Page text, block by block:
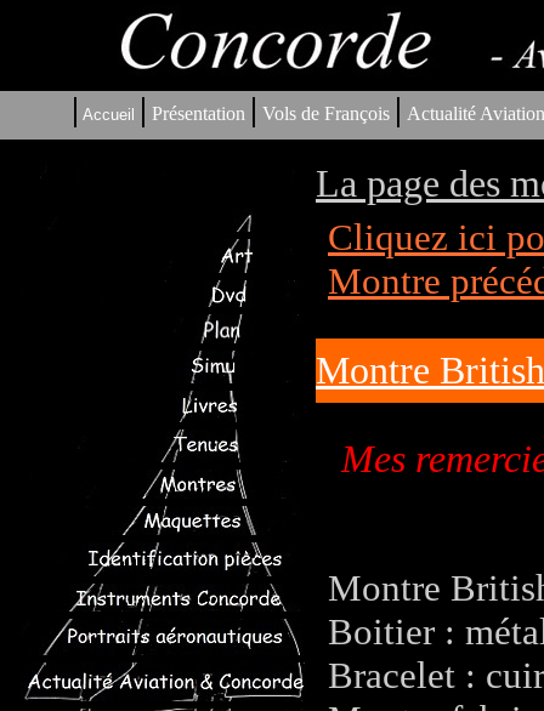
| Accueil | Présentation | Vols de François | Actualité
La page des
Cliquez ici
Montre
Montre
Mes
Montre
Boitier :
Bracelet :